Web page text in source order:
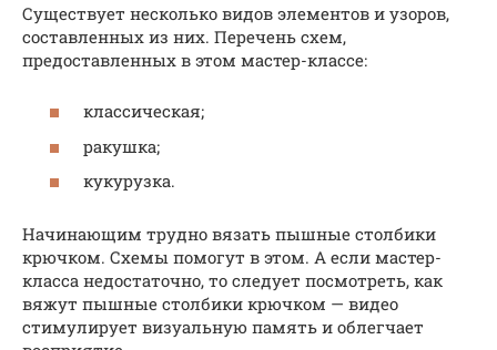
Существует несколько видов элементов и узоров,
составленных из них. Перечень схем,
предоставленных в этом мастер-классе:
классическая;
ракушка;
кукурузка.
Начинающим трудно вязать пышные столбики
крючком. Схемы помогут в этом. А если мастер-
класса недостаточно, то следует посмотреть, как
вяжут пышные столбики крючком — видео
стимулирует визуальную память и облегчает